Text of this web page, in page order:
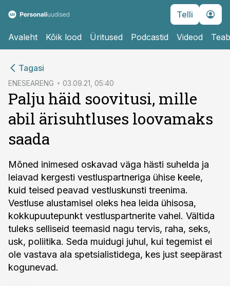
Telli
Avaleht Kõik lood Üritused Podcastid Videod
Tagasi
ENESEARENG 03.09.21, 05:40
Palju häid soovitusi, mille
abil ärisuhtluses loovamaks
saada
Mõned inimesed oskavad väga hästi suhelda ja
leiavad kergesti vestluspartneriga ühise keele,
kuid teised peavad vestluskunsti treenima.
Vestluse alustamisel oleks hea leida ühisosa,
kokkupuutepunkt vestluspartnerite vahel. Vältida
tuleks selliseid teemasid nagu tervis, raha, seks,
usk, poliitika. Seda muidugi juhul, kui tegemist ei
ole vastava ala spetsialistidega, kes just seepärast
kogunevad.